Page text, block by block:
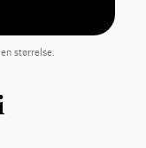
størrelse.